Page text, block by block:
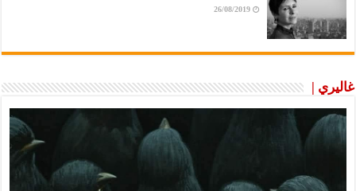
26/08/2019
غاليري |